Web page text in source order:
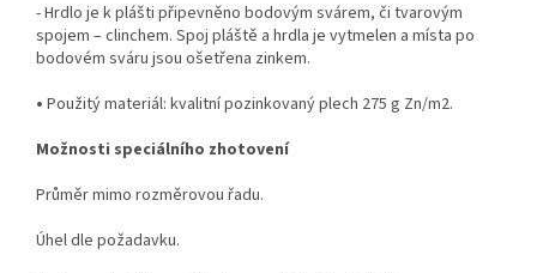
- Hrdlo je k plášti připevněno bodovým svárem, či tvarovým
spojem – clinchem. Spoj pláště a hrdla je vytmelen a místa po
bodovém sváru jsou ošetřena zinkem.
• Použitý materiál: kvalitní pozinkovaný plech 275 g Zn/m2.
Možnosti speciálního zhotovení
Průměr mimo rozměrovou řadu.
Úhel dle požadavku.